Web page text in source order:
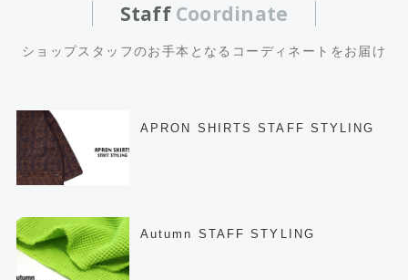
Staff Coordinate
ショップスタッフのお手本となるコーディネートをお届け
APRON SHIRTS STAFF STYLING
Autumn STAFF STYLING